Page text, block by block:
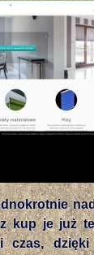
kup je już
czas,